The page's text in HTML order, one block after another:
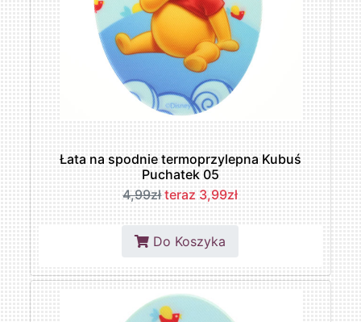
Łata na spodnie termoprzylepna Kubuś
Puchatek 05
4,99zł teraz 3,99zł
Do Koszyka